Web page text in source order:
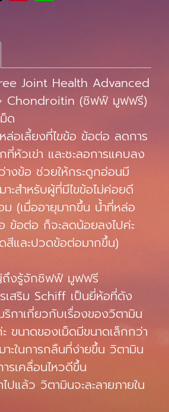
Joint Health Advanced
Chondroitin (ชิฟฟ์ มูฟฟรี)
ด
ล่อเลี้ยงที่ไขข้อ ข้อต่อ ลดการ
ที่หัวเข่า และชะลอการแคบลง
างข้อ ช่วยให้กระดูกอ่อนมี
ะสำหรับผู้ที่มีไขข้อไม่ค่อยดี
ม (เมื่ออายุมากขึ้น น้ำที่หล่อ
อ ข้อต่อ ก็จะลดน้อยลงไปค่ะ
ดสีและปวดข้อต่อมากขึ้น)
ถึงรู้จักชิฟฟ์ มูฟฟรี
เสริม Schiff เป็นยี่ห้อที่ดัง
ริกาเกี่ยวกับเรื่องของวิตามิน
ขนาดของเม็ดมีขนาดเล็กกว่า
ะในการกลืนที่ง่ายขึ้น วิตามิน
รเคลื่อนไหวดีขึ้น
ไปแล้ว วิตามินจะละลายภายใน